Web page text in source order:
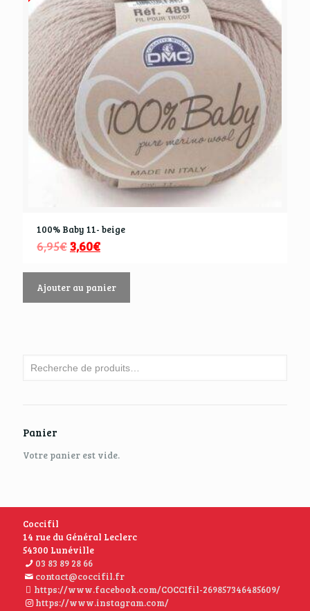
100% Baby 11- beige
6,95€3,60€
Ajouter au panier
Panier
Votre panier est vide.
Coccifil
14 rue du Général Leclerc
54300 Lunéville
03 83 89 28 66
contact@coccifil.fr
https://www.facebook.com/COCCIfil-269857346485609/
https://www.instagram.com/